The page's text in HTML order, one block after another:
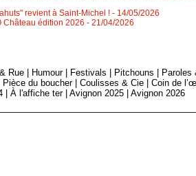
revient à Saint-Michel ! - 14/05/2026
Château édition 2026 - 21/04/2026
Rue Humour Festivals Pitchouns Paroles
Pièce du boucher |Coulisses & Cie |Coin de
|À l'affiche ter |Avignon 2025 |Avignon 2026